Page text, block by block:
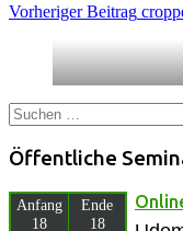
Vorheriger Beitrag
Suchen
nach:
Öffentliche
Anfang
18
Ende
18